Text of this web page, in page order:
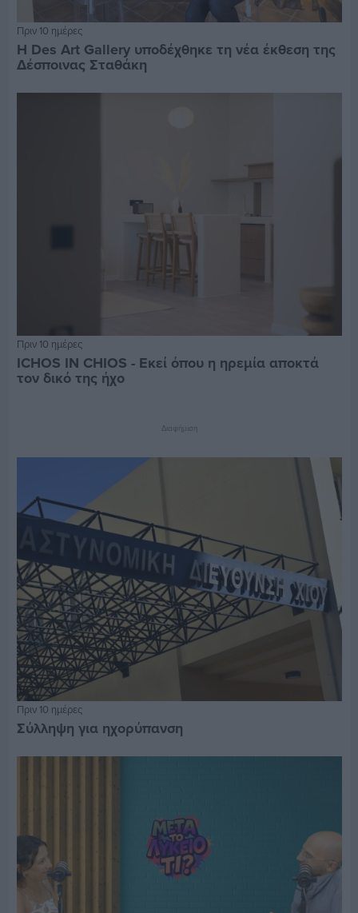
Πριν 10 ημέρες
Η Des Art Gallery υποδέχθηκε τη νέα έκθεση της
Δέσποινας Σταθάκη
Πριν 10 ημέρες
ICHOS IN CHIOS - Εκεί όπου η ηρεμία αποκτά
τον δικό της ήχο
Διαφήμιση
Πριν 10 ημέρες
Σύλληψη για ηχορύπανση